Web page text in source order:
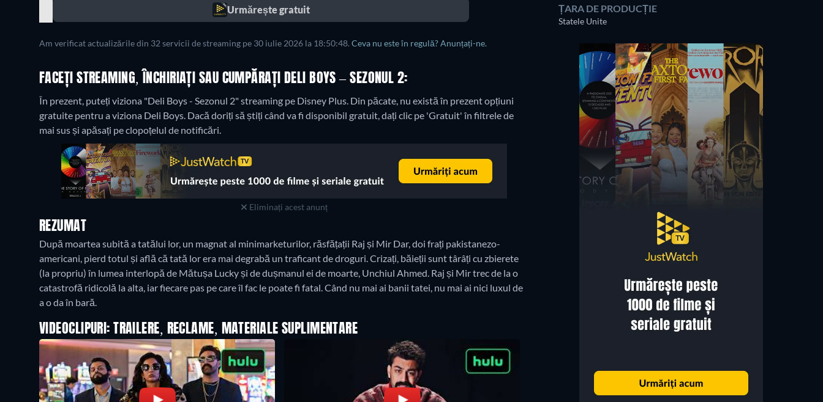
Urmărește gratuit
Am verificat actualizările din 32 servicii de streaming pe 30 iulie 2026 la 18:50:48. Ceva nu este în regulă? Anunțați-ne.
FACEȚI STREAMING, ÎNCHIRIAȚI SAU CUMPĂRAȚI DELI BOYS – SEZONUL 2:
În prezent, puteți viziona "Deli Boys - Sezonul 2" streaming pe Disney Plus. Din păcate, nu există în prezent opțiuni
gratuite pentru a viziona Deli Boys. Dacă doriți să știți când va fi disponibil gratuit, dați clic pe 'Gratuit' în filtrele de
mai sus și apăsați pe clopoțelul de notificări.
Eliminați acest anunț
REZUMAT
După moartea subită a tatălui lor, un magnat al minimarketurilor, răsfățații Raj și Mir Dar, doi frați pakistanezo-
americani, pierd totul și află că tată lor era mai degrabă un traficant de droguri. Crizați, băieții sunt târâți cu zbierete
(la propriu) în lumea interlopă de Mătușa Lucky și de dușmanul ei de moarte, Unchiul Ahmed. Raj și Mir trec de la o
catastrofă ridicolă la alta, iar fiecare pas pe care îl fac le poate fi fatal. Când nu mai ai banii tatei, nu mai ai nici luxul de
a o da în bară.
VIDEOCLIPURI: TRAILERE, RECLAME, MATERIALE SUPLIMENTARE
ȚARA DE PRODUCȚIE
Statele Unite